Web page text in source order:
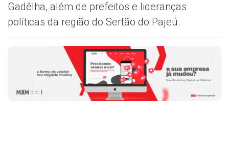
Gadêlha, além de prefeitos e lideranças
políticas da região do Sertão do Pajeú.